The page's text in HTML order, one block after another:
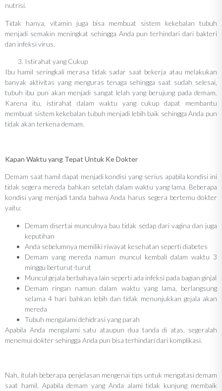
nutrisi.
Tidak hanya, vitamin juga bisa membuat sistem kekebalan tubuh
menjadi semakin meningkat sehingga Anda pun terhindari dari bakteri
dan infeksi virus.
Istirahat yang Cukup
Ibu hamil seringkali merasa tidak sadar saat bekerja atau melakukan
banyak aktivitas yang menguras tenaga sehingga saat sudah selesai,
tubuh ibu pun akan menjadi sangat lelah yang berujung pada demam.
Karena itu, istirahat dalam waktu yang cukup dapat membantu
membuat sistem kekebalan tubuh menjadi lebih baik sehingga Anda pun
tidak akan terkena demam.
Kapan Waktu yang Tepat Untuk Ke Dokter
Demam saat hamil dapat menjadi kondisi yang serius apabila kondisi ini
tidak segera mereda bahkan setelah dalam waktu yang lama. Beberapa
kondisi yang menjadi tanda bahwa Anda harus segera bertemu dokter
yaitu:
Demam disertai munculnya bau tidak sedap dari vagina dan juga
keputihan
Anda sebelumnya memiliki riwayat kesehatan seperti diabetes
Demam yang mereda namun muncul kembali dalam waktu 3
minggu berturut-turut
Muncul gejala berbahaya lain seperti ada infeksi pada bagian ginjal
Demam ringan namun dalam waktu yang lama, berlangsung
selama 4 hari bahkan lebih dan tidak menunjukkan gejala akan
mereda
Tubuh mengalami dehidrasi yang parah
Apabila Anda mengalami satu ataupun dua tanda di atas, segeralah
menemui dokter sehingga Anda pun bisa terhindari dari komplikasi.
Nah, itulah beberapa penjelasan mengenai tips untuk mengatasi demam
saat hamil. Apabila demam yang Anda alami tidak kunjung membaik